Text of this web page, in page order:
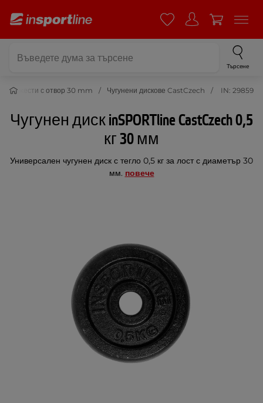
Търсене
тежести с отвор 30 mm Чугунени дискове CastCzech IN: 29859
Чугунен диск inSPORTline CastCzech 0,5
кг 30 мм
Универсален чугунен диск с тегло 0,5 кг за лост с диаметър 30
​​мм. повече